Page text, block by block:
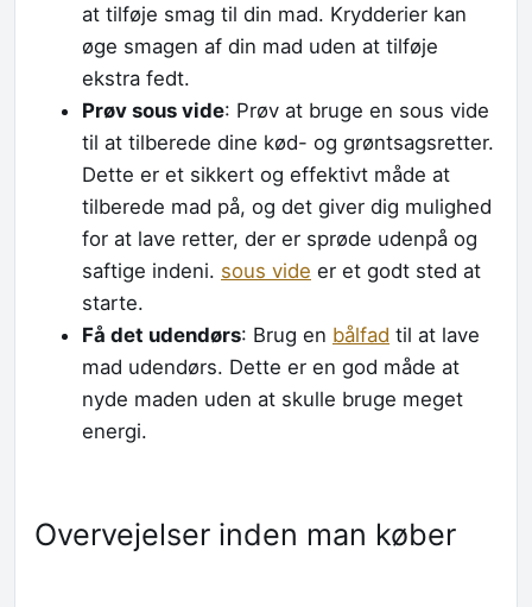
at tilføje smag til din mad. Krydderier kan
øge smagen af ​​din mad uden at tilføje
ekstra fedt.
Prøv sous vide: Prøv at bruge en sous vide
til at tilberede dine kød- og grøntsagsretter.
Dette er et sikkert og effektivt måde at
tilberede mad på, og det giver dig mulighed
for at lave retter, der er sprøde udenpå og
saftige indeni. sous vide er et godt sted at
starte.
Få det udendørs: Brug en bålfad til at lave
mad udendørs. Dette er en god måde at
nyde maden uden at skulle bruge meget
energi.
Overvejelser inden man køber